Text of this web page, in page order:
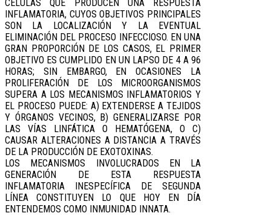
CÉLULAS QUE PRODUCEN UNA RESPUESTA
INFLAMATORIA, CUYOS OBJETIVOS PRINCIPALES
SON LA LOCALIZACIÓN Y LA EVENTUAL
ELIMINACIÓN DEL PROCESO INFECCIOSO. EN UNA
GRAN PROPORCIÓN DE LOS CASOS, EL PRIMER
OBJETIVO ES CUMPLIDO EN UN LAPSO DE 4 A 96
HORAS; SIN EMBARGO, EN OCASIONES LA
PROLIFERACIÓN DE LOS MICROORGANISMOS
SUPERA A LOS MECANISMOS INFLAMATORIOS Y
EL PROCESO PUEDE: A) EXTENDERSE A TEJIDOS
Y ÓRGANOS VECINOS, B) GENERALIZARSE POR
LAS VÍAS LINFÁTICA O HEMATÓGENA, O C)
CAUSAR ALTERACIONES A DISTANCIA A TRAVÉS
DE LA PRODUCCIÓN DE EXOTOXINAS.
LOS MECANISMOS INVOLUCRADOS EN LA
GENERACIÓN DE ESTA RESPUESTA
INFLAMATORIA INESPECÍFICA DE SEGUNDA
LÍNEA CONSTITUYEN LO QUE HOY EN DÍA
ENTENDEMOS COMO INMUNIDAD INNATA.